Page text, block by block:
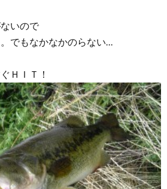
いので
でもなかなかのらない…
ＨＩＴ！